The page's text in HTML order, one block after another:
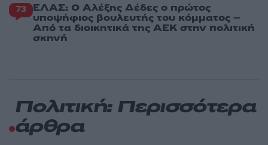
73 ΕΛΑΣ: Ο Αλέξης Δέδες ο πρώτος
υποψήφιος βουλευτής του κόμματος –
Από τα διοικητικά της ΑΕΚ στην πολιτική
σκηνή
Πολιτική: Περισσότερα
άρθρα